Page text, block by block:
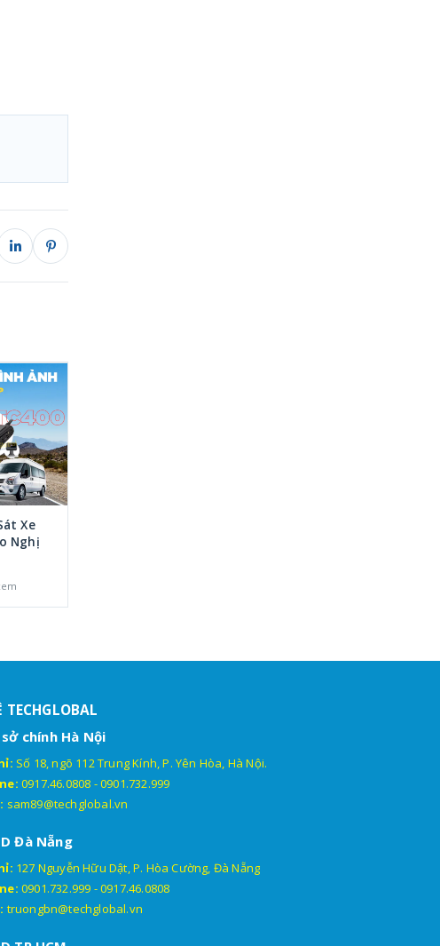
Xe
Nghị
TECHGLOBAL
chính Hà Nội
Số 18, ngõ 112 Trung Kính, P. Yên Hòa, Hà Nội.
0917.46.0808 -0901.732.999
sam89@techglobal.vn
Đà Nẵng
127 Nguyễn Hữu Dật, P. Hòa Cường, Đà Nẵng
0901.732.999 -0917.46.0808
truongbn@techglobal.vn